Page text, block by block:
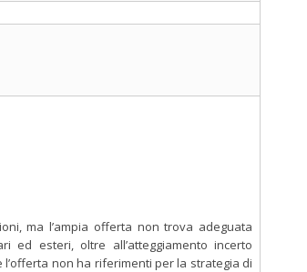
ma l’ampia offerta non trova adeguata
ed esteri, oltre all’atteggiamento incerto
l’offerta non ha riferimenti per la strategia di